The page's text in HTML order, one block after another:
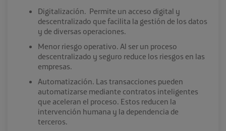
Digitalización. Permite un acceso digital y
descentralizado que facilita la gestión de los datos
y de diversas operaciones.
Menor riesgo operativo. Al ser un proceso
descentralizado y seguro reduce los riesgos en las
empresas.
Automatización. Las transacciones pueden
automatizarse mediante contratos inteligentes
que aceleran el proceso. Estos reducen la
intervención humana y la dependencia de
terceros.